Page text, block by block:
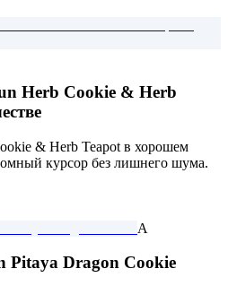
Herb Cookie & Herb
& Herb Teapot в хорошем
курсор без лишнего шума.
A
Pitaya Dragon Cookie